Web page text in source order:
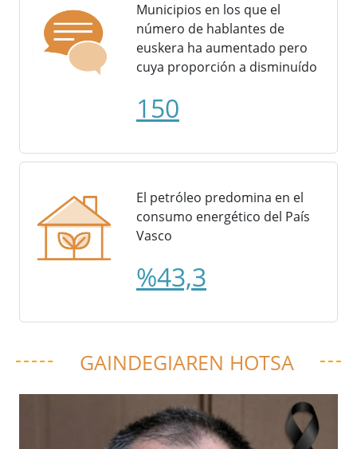
Municipios en los que el
número de hablantes de
euskera ha aumentado pero
cuya proporción a disminuído
150
El petróleo predomina en el
consumo energético del País
Vasco
%43,3
GAINDEGIAREN HOTSA